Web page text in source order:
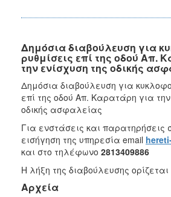
Δημόσια διαβούλευση για
ρυθμίσεις επί της οδού Απ.
την ενίσχυση της οδικής
Δημόσια διαβούλευση για
επί της οδού Απ. Καρατάρη για
οδικής ασφαλείας
Για ενστάσεις και παρατηρήσεις
εισήγηση της υπηρεσία email
και στο τηλέφωνο 2813409886
Η λήξη της διαβούλευσης ορίζεται
Αρχεία